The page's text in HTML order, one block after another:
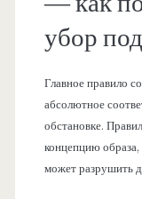
убор
Главное правило
абсолютное
обстановке.
концепцию образа,
может разрушить